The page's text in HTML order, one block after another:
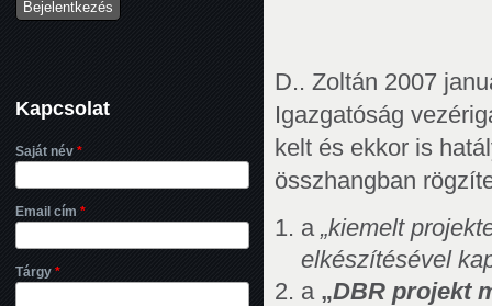
D.. Zoltán 2007
Igazgatóság
kelt és ekkor is
összhangban
a „kiemelt
elkészítésével
a „DBR projekt
Kapcsolat
Saját név *
Email cím *
Tárgy *